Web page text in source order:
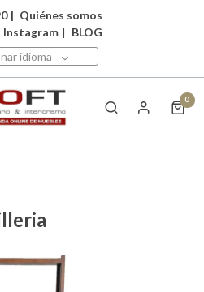
| Quiénes somos
Instagram | BLOG
idioma
0